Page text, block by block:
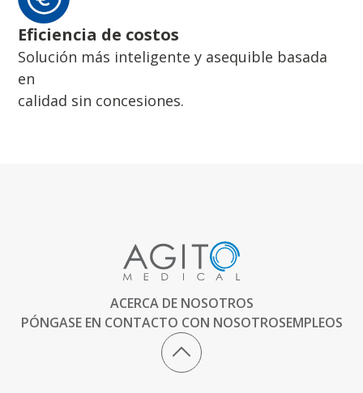
Eficiencia de costos
Solución más inteligente y asequible basada
en
calidad sin concesiones.
ACERCA DE NOSOTROS
PÓNGASE EN CONTACTO CON NOSOTROSEMPLEOS